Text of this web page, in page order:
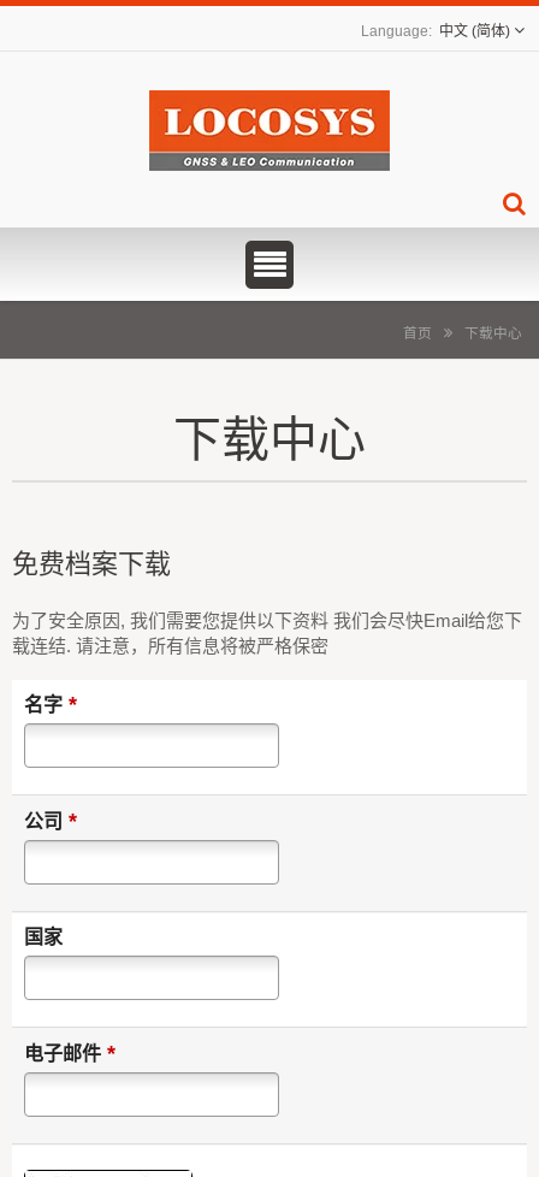
中文 (简体)
首页 下载中心
下载中心
免费档案下载
为了安全原因, 我们需要您提供以下资料 我们会尽快Email给您下
载连结. 请注意，所有信息将被严格保密
名字 *
公司 *
国家
电子邮件 *